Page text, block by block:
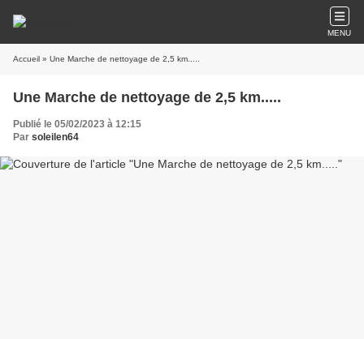
MENU
Accueil » Une Marche de nettoyage de 2,5 km.....
Une Marche de nettoyage de 2,5 km.....
Publié le 05/02/2023 à 12:15
Par soleilen64